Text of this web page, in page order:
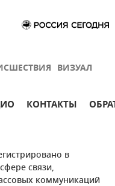
ВИЗУАЛ
КОНТАКТЫ
в
связи,
коммуникаций